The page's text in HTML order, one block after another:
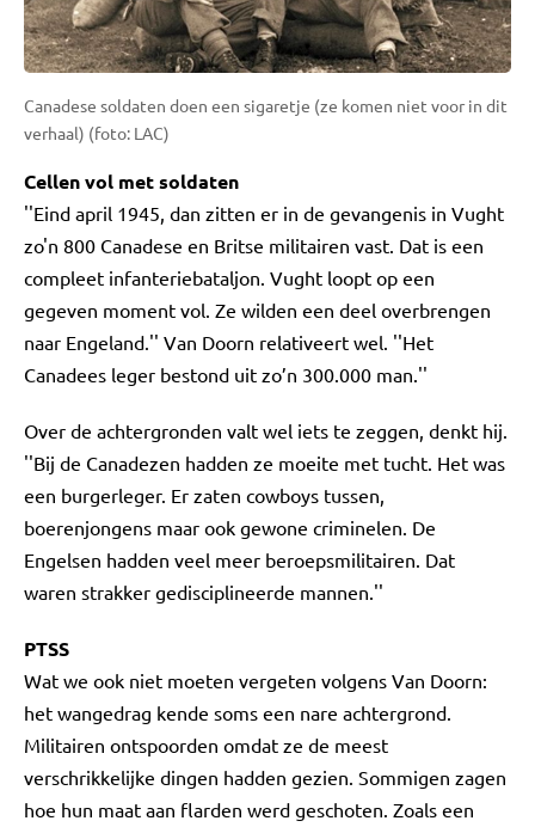
Canadese soldaten doen een sigaretje (ze komen niet voor in dit
verhaal) (foto: LAC)
Cellen vol met soldaten
''Eind april 1945, dan zitten er in de gevangenis in Vught
zo'n 800 Canadese en Britse militairen vast. Dat is een
compleet infanteriebataljon. Vught loopt op een
gegeven moment vol. Ze wilden een deel overbrengen
naar Engeland.'' Van Doorn relativeert wel. ''Het
Canadees leger bestond uit zo’n 300.000 man.''
Over de achtergronden valt wel iets te zeggen, denkt hij.
''Bij de Canadezen hadden ze moeite met tucht. Het was
een burgerleger. Er zaten cowboys tussen,
boerenjongens maar ook gewone criminelen. De
Engelsen hadden veel meer beroepsmilitairen. Dat
waren strakker gedisciplineerde mannen.''
PTSS
Wat we ook niet moeten vergeten volgens Van Doorn:
het wangedrag kende soms een nare achtergrond.
Militairen ontspoorden omdat ze de meest
verschrikkelijke dingen hadden gezien. Sommigen zagen
hoe hun maat aan flarden werd geschoten. Zoals een